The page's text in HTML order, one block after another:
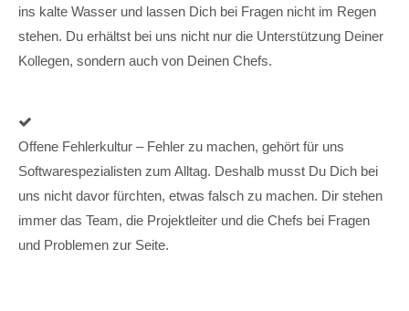
ins kalte Wasser und lassen Dich bei Fragen nicht im Regen
stehen. Du erhältst bei uns nicht nur die Unterstützung Deiner
Kollegen, sondern auch von Deinen Chefs.
Offene Fehlerkultur – Fehler zu machen, gehört für uns
Softwarespezialisten zum Alltag. Deshalb musst Du Dich bei
uns nicht davor fürchten, etwas falsch zu machen. Dir stehen
immer das Team, die Projektleiter und die Chefs bei Fragen
und Problemen zur Seite.